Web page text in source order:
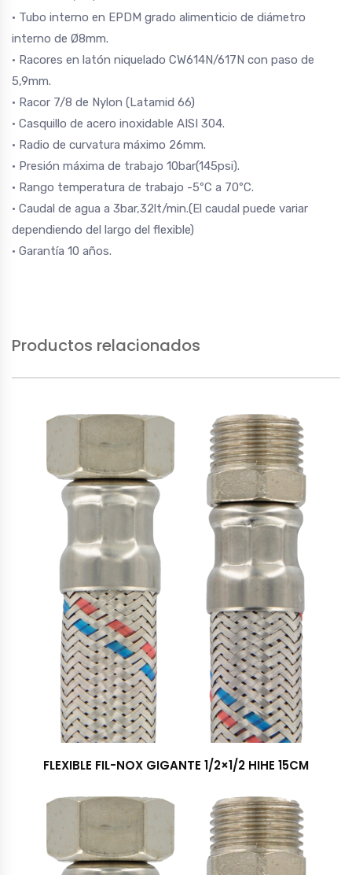
· Tubo interno en EPDM grado alimenticio de diámetro
interno de Ø8mm.
· Racores en latón niquelado CW614N/617N con paso de
5,9mm.
· Racor 7/8 de Nylon (Latamid 66)
· Casquillo de acero inoxidable AISI 304.
· Radio de curvatura máximo 26mm.
· Presión máxima de trabajo 10bar(145psi).
· Rango temperatura de trabajo -5ºC a 70ºC.
· Caudal de agua a 3bar,32lt/min.(El caudal puede variar
dependiendo del largo del flexible)
· Garantía 10 años.
Productos relacionados
FLEXIBLE FIL-NOX GIGANTE 1/2×1/2 HIHE 15CM